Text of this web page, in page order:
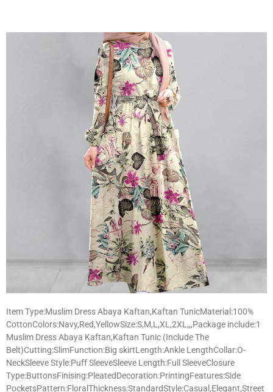
Item Type:Muslim Dress Abaya Kaftan,Kaftan TunicMaterial:100%
CottonColors:Navy,Red,YellowSize:S,M,L,XL,2XL,,,Package include:1
Muslim Dress Abaya Kaftan,Kaftan Tunic (Include The
Belt)Cutting:SlimFunction:Big skirtLength:Ankle LengthCollar:O-
NeckSleeve Style:Puff SleeveSleeve Length:Full SleeveClosure
Type:ButtonsFinising:PleatedDecoration:PrintingFeatures:Side
PocketsPattern:FloralThickness:StandardStyle:Casual,Elegant,Street